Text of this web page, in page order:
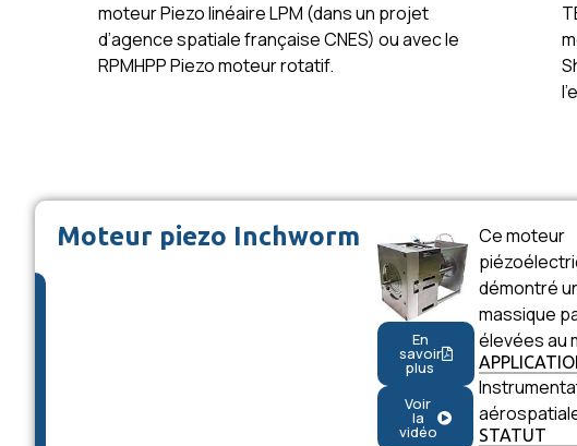
moteur Piezo linéaire LPM (dans un projet
d’agence spatiale française CNES) ou avec le
RPMHPP Piezo moteur rotatif.
Moteur piezo Inchworm
En
savoir
plus
Voir
la
vidéo
Ce moteur
démontré
massique
élevées au
STATUT